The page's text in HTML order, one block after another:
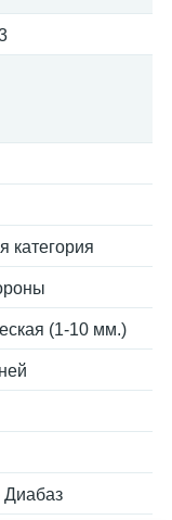
категория
(1-10 мм.)
Диабаз